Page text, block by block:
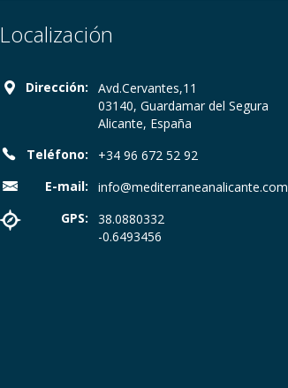
Localización
Dirección:
Avd.Cervantes,11
03140, Guardamar del Segura
Alicante, España
Teléfono:
+34 96 672 52 92
E-mail:
info@mediterraneanalicante.com
GPS:
38.0880332
-0.6493456